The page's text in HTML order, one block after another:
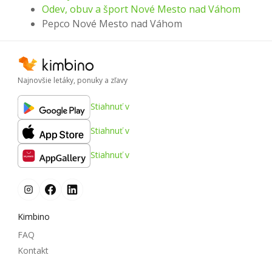
Odev, obuv a šport Nové Mesto nad Váhom
Pepco Nové Mesto nad Váhom
Najnovšie letáky, ponuky a zľavy
Stiahnuť v
Stiahnuť v
Stiahnuť v
Kimbino
FAQ
Kontakt